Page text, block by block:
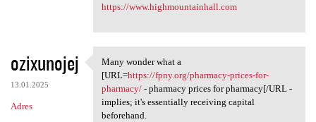
https://www.highmountainhall.com
ozixunojej
13.01.2025
Adres
Many wonder what a [URL=https
Many wonder what a
[URL=https://fpny.org/pharmacy-prices-for-
pharmacy/- pharmacy prices for pharmacy[/URL -
implies; it's essentially receiving capital
beforehand.